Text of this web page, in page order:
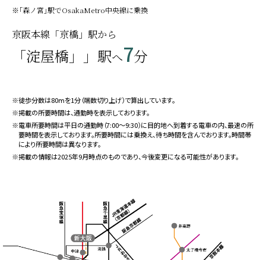
※｢森ノ宮｣駅でOsakaMetro中央線に乗換
京阪本線「京橋」駅から
「淀屋橋」」駅へ7分
※徒歩分数は80ⅿを1分（端数切り上げ）で算出しています。
※掲載の所要時間は、通勤時を表示しております。
※電車所要時間は平日の通勤時（7:00〜9:30）に目的地へ到着する電車の内、最速の所
要時間を表示しております。所要時間には乗換え、待ち時間を含んでおります。時間帯
により所要時間は異なります。
※掲載の情報は2025年9月時点のものであり、今後変更になる可能性があります。